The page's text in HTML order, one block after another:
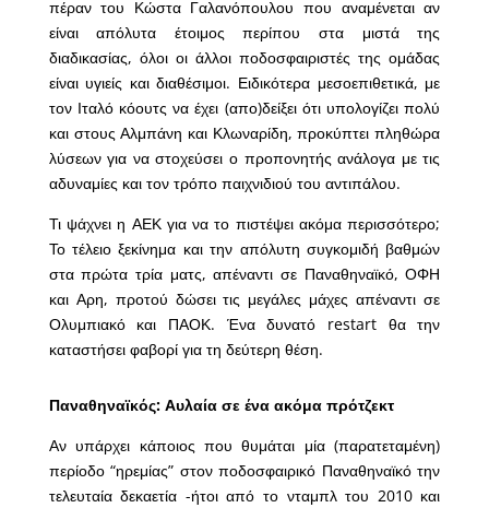
πέραν του Κώστα Γαλανόπουλου που αναμένεται αν
είναι απόλυτα έτοιμος περίπου στα μιστά της
διαδικασίας, όλοι οι άλλοι ποδοσφαιριστές της ομάδας
είναι υγιείς και διαθέσιμοι. Ειδικότερα μεσοεπιθετικά, με
τον Ιταλό κόουτς να έχει (απο)δείξει ότι υπολογίζει πολύ
και στους Αλμπάνη και Κλωναρίδη, προκύπτει πληθώρα
λύσεων για να στοχεύσει ο προπονητής ανάλογα με τις
αδυναμίες και τον τρόπο παιχνιδιού του αντιπάλου.
Τι ψάχνει η ΑΕΚ για να το πιστέψει ακόμα περισσότερο;
Το τέλειο ξεκίνημα και την απόλυτη συγκομιδή βαθμών
στα πρώτα τρία ματς, απέναντι σε Παναθηναϊκό, ΟΦΗ
και Αρη, προτού δώσει τις μεγάλες μάχες απέναντι σε
Ολυμπιακό και ΠΑΟΚ. Ένα δυνατό restart θα την
καταστήσει φαβορί για τη δεύτερη θέση.
Παναθηναϊκός: Αυλαία σε ένα ακόμα πρότζεκτ
Αν υπάρχει κάποιος που θυμάται μία (παρατεταμένη)
περίοδο “ηρεμίας” στον ποδοσφαιρικό Παναθηναϊκό την
τελευταία δεκαετία -ήτοι από το νταμπλ του 2010 και